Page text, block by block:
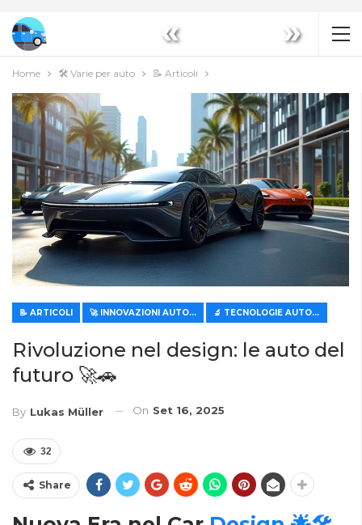
« »
Home 🛠️ Varie per auto 📝 Articoli
📝 ARTICOLI 🚀 INNOVAZIONI AUTOMOBILISTICHE 🔬 TECNOLOGIE AUTOMOBILISTICHE MODERNE
Rivoluzione nel design: le auto del
futuro 🚀🚗
By Lukas Müller On Set 16, 2025
32
Share